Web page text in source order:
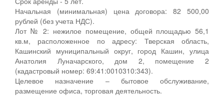
Начальная (минимальная) цена договора: 82 500,00
рублей (без учета НДС).
Лот № 2: нежилое помещение, общей площадью 56,1
кв.м, расположенное по адресу: Тверская область,
Кашинский муниципальный округ, город Кашин, улица
Анатолия Луначарского, дом 2, помещение 2
(кадастровый номер: 69:41:0010310:343).
Целевое назначение – бытовое обслуживание,
размещение офиса, торговая деятельность.